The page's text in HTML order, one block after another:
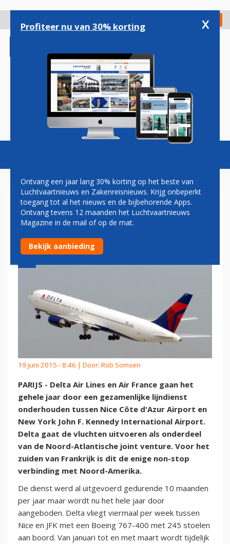
gaan
Check in
Magazine Podcasts Vacatures
DELTA HET HELE JAAR VAN
NICE NAAR NEW YORK JFK
19 juni 2015 - 8:46 | Door: Rob Somsen
PARIJS - Delta Air Lines en Air France gaan het
gehele jaar door een gezamenlijke lijndienst
onderhouden tussen Nice Côte d'Azur Airport en
New York John F. Kennedy International Airport.
Delta gaat de vluchten uitvoeren als onderdeel
van de Noord-Atlantische joint venture. Voor het
zuiden van Frankrijk is dit de enige non-stop
verbinding met Noord-Amerika.
De dienst werd al uitgevoerd gedurende 10 maanden
per jaar maar wordt nu het hele jaar door
aangeboden. Delta vliegt viermaal per week tussen
Nice en JFK met een Boeing 767-400 met 245 stoelen
aan boord. Van januari tot en met maart wordt tijdelijk
Profiteer nu van 30% korting x
Ontvang een jaar lang 30% korting op het beste van
Luchtvaartnieuws en Zakenreisnieuws. Krijg onbeperkt
toegang tot al het nieuws en de bijbehorende Apps.
Ontvang tevens 12 maanden het Luchtvaartnieuws
Magazine in de mail of op de mat.
Bekijk aanbieding